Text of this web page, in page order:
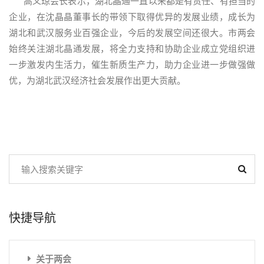
企业，在沈晶晶董事长的带领下取得优异的发展业绩，成长为
湖北和武汉服务业百强企业，今后的发展空间还很大。市两会
始终关注湖北晶通发展，将全力支持和协助企业成立党组织进
一步激发内生活力，催生新质生产力，助力企业进一步做强做
优，为湖北武汉经济社会发展作出更大贡献。
快捷导航
关于两会